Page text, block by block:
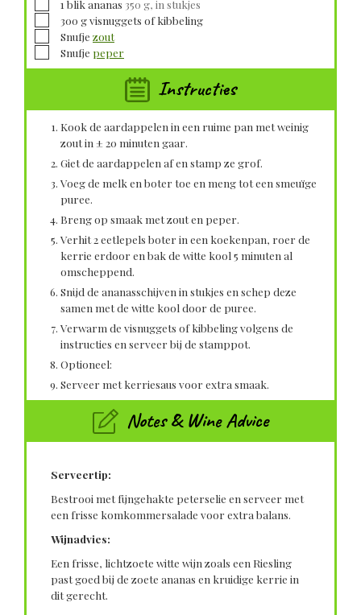
1 blik ananas 350 g, in stukjes
▢
300 gvisnuggets of kibbeling
▢
Snufje zout
▢
Snufje peper
Instructies
Kook de aardappelen in een ruime pan met weinig
zout in ± 20 minuten gaar.
Giet de aardappelen af en stamp ze grof.
Voeg de melk en boter toe en meng tot een smeuïge
puree.
Breng op smaak met zout en peper.
Verhit 2 eetlepels boter in een koekenpan, roer de
kerrie erdoor en bak de witte kool 5 minuten al
omscheppend.
Snijd de ananasschijven in stukjes en schep deze
samen met de witte kool door de puree.
Verwarm de visnuggets of kibbeling volgens de
instructies en serveer bij de stamppot.
Optioneel:
Serveer met kerriesaus voor extra smaak.
Notes & Wine Advice
Serveertip:
Bestrooi met fijngehakte peterselie en serveer met
een frisse komkommersalade voor extra balans.
Wijnadvies:
Een frisse, lichtzoete witte wijn zoals een Riesling
past goed bij de zoete ananas en kruidige kerrie in
dit gerecht.